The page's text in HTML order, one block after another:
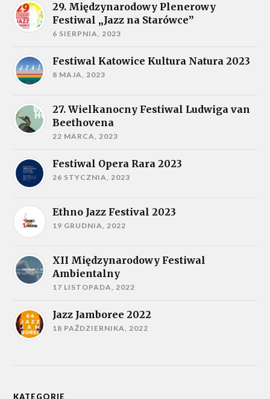
29. Międzynarodowy Plenerowy
Festiwal „Jazz na Starówce”
6 SIERPNIA, 2023
Festiwal Katowice Kultura Natura 2023
8 MAJA, 2023
27. Wielkanocny Festiwal Ludwiga van
Beethovena
22 MARCA, 2023
Festiwal Opera Rara 2023
26 STYCZNIA, 2023
Ethno Jazz Festival 2023
19 GRUDNIA, 2022
XII Międzynarodowy Festiwal
Ambientalny
17 LISTOPADA, 2022
Jazz Jamboree 2022
18 PAŹDZIERNIKA, 2022
KATEGORIE